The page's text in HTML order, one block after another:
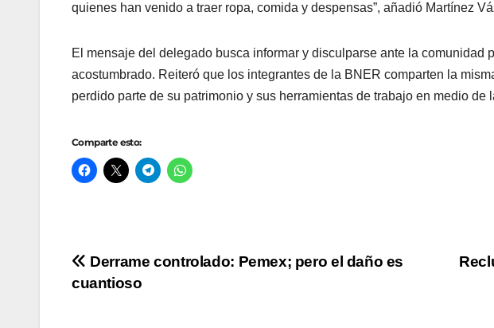
quienes han venido a traer ropa, comida y despensas”, añadió Martínez
El mensaje del delegado busca informar y disculparse ante la comunidad
acostumbrado. Reiteró que los integrantes de la BNER comparten la
perdido parte de su patrimonio y sus herramientas de trabajo en medio de
Comparte esto:
Navegación
Derrame controlado: Pemex; pero el daño es
cuantioso